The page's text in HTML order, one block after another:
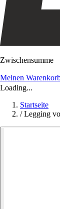
Zwischensumme
Meinen
Loading...
Startseite
/ Legging